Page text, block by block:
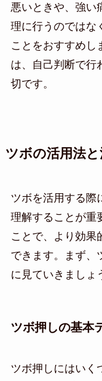
悪いときや、強い
理に行うのではな
ことをおすすめし
は、自己判断で行
切です。
ツボの活用法と
ツボを活用する際
理解することが重
ことで、より効果
できます。まず、
に見ていきましょ
ツボ押しの基本
ツボ押しにはいく